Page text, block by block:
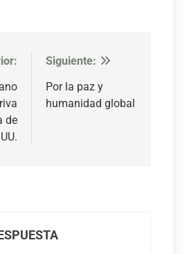
de
Siguiente:
Por la paz y
humanidad global